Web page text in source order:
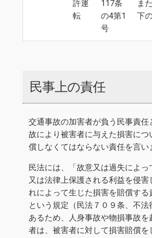
許運
転
117条
の4第1
号
ま
下
民事上の責任
交通事故の加害者が負う民事責任
故により被害者に与えた損害につ
償しなくてはならない責任を言い
民法には、「故意又は過失によっ
又は法律上保護される利益を侵害
れによって生じた損害を賠償する
という規定（民法７０９条、不法
あるため、人身事故や物損事故を
者は、被害者に対して損害賠償を